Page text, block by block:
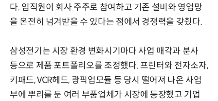
다. 임직원이 회사 주주로 참여하고 기존 설비와 영업망
을 온전히 넘겨받을 수 있다는 점에서 경쟁력을 갖췄다.
삼성전기는 시장 환경 변화시기마다 사업 매각과 분사
등으로 제품 포트폴리오를 조정했다. 프린터와 전자소자,
키패드, VCR헤드, 광픽업모듈 등 당시 떨어져 나온 사업
부에 뿌리를 둔 여러 부품업체가 시장에 등장했고 기업